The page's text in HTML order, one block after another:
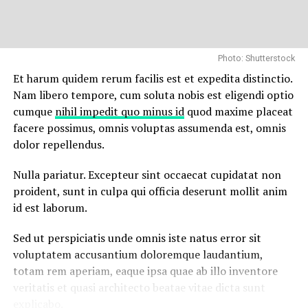
reprehenderit in voluptate
velit esse cillum dolore eu
fugiat”
Nemo enim ipsam voluptatem quia voluptas sit
magni dolores eos qui ratione voluptatem sequi
nesciunt.
Nam libero tempore, cum soluta nobis est eligendi optio
cumquenihil impedit quo minus idquod maxime placeat
facere possimus, omnis voluptas assumenda est, omnis
dolor repellendus.
Photo: Shutterstock
Et harum quidem rerum facilis est et expedita distinctio.
Nam libero tempore, cum soluta nobis est eligendi optio
cumque nihil impedit quo minus idquod maxime placeat
facere possimus, omnis voluptas assumenda est, omnis
dolor repellendus.
Nulla pariatur. Excepteur sint occaecat cupidatat non
proident, sunt in culpa qui officia deserunt mollit anim
id est laborum.
Sed ut perspiciatis unde omnis iste natus error sit
voluptatem accusantium doloremque laudantium,
totam rem aperiam, eaque ipsa quae ab illo inventore
veritatis et quasi architecto beatae vitae dicta sunt